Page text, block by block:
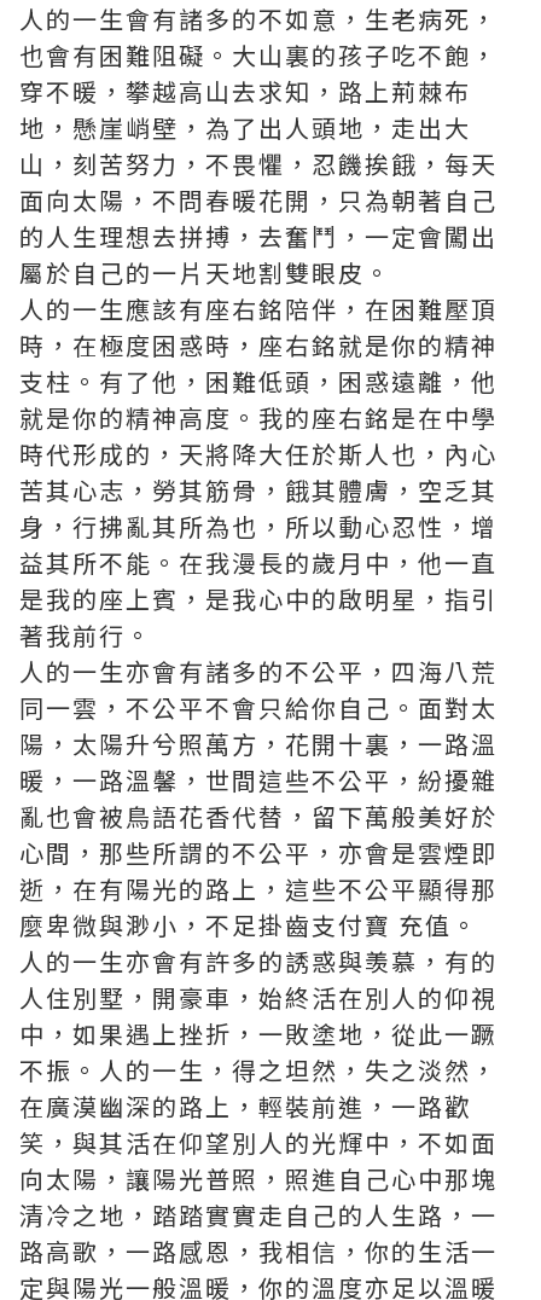
人的一生會有諸多的不如意，生老病死，
也會有困難阻礙。大山裏的孩子吃不飽，
穿不暖，攀越高山去求知，路上荊棘布
地，懸崖峭壁，為了出人頭地，走出大
山，刻苦努力，不畏懼，忍饑挨餓，每天
面向太陽，不問春暖花開，只為朝著自己
的人生理想去拼搏，去奮鬥，一定會闖出
屬於自己的一片天地割雙眼皮 。
人的一生應該有座右銘陪伴，在困難壓頂
時，在極度困惑時，座右銘就是你的精神
支柱。有了他，困難低頭，困惑遠離，他
就是你的精神高度。我的座右銘是在中學
時代形成的，天將降大任於斯人也，內心
苦其心志，勞其筋骨，餓其體膚，空乏其
身，行拂亂其所為也，所以動心忍性，增
益其所不能。在我漫長的歲月中，他一直
是我的座上賓，是我心中的啟明星，指引
著我前行。
人的一生亦會有諸多的不公平，四海八荒
同一雲，不公平不會只給你自己。面對太
陽，太陽升兮照萬方，花開十裏，一路溫
暖，一路溫馨，世間這些不公平，紛擾雜
亂也會被鳥語花香代替，留下萬般美好於
心間，那些所謂的不公平，亦會是雲煙即
逝，在有陽光的路上，這些不公平顯得那
麼卑微與渺小，不足掛齒支付寶 充值 。
人的一生亦會有許多的誘惑與羡慕，有的
人住別墅，開豪車，始終活在別人的仰視
中，如果遇上挫折，一敗塗地，從此一蹶
不振。人的一生，得之坦然，失之淡然，
在廣漠幽深的路上，輕裝前進，一路歡
笑，與其活在仰望別人的光輝中，不如面
向太陽，讓陽光普照，照進自己心中那塊
清冷之地，踏踏實實走自己的人生路，一
路高歌，一路感恩，我相信，你的生活一
定與陽光一般溫暖，你的溫度亦足以溫暖